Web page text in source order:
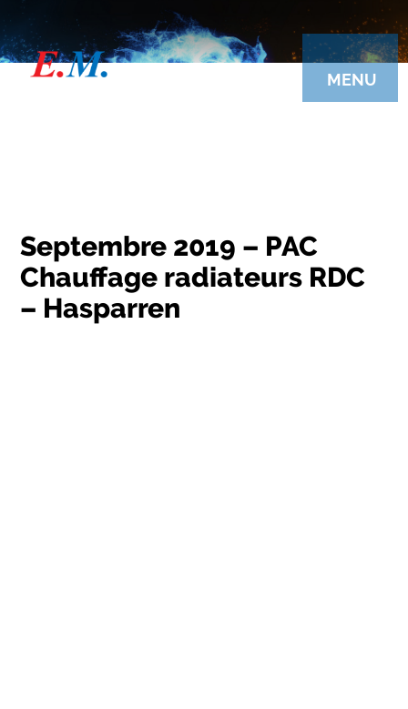
au
contenu
principal
MENU
Septembre 2019 – PAC
Chauffage radiateurs RDC
– Hasparren